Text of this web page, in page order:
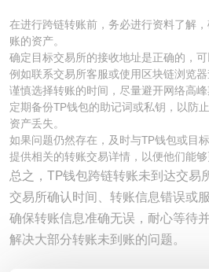
在进行跨链转账前，务必进行资料了解
账的资产。
确定目标交易所的接收地址是正确的，
例如联系交易所客服或使用区块链浏览器
谨慎选择转账的时间，尽量避开网络高峰
定期备份TP钱包的助记词或私钥，以防
资产丢失。
如果问题仍然存在，及时与TP钱包或目
提供相关的转账交易详情，以便他们能够
总之，TP钱包跨链转账未到达交易
交易所确认时间、转账信息错误或
确保转账信息准确无误，耐心等待
解决大部分转账未到账的问题。